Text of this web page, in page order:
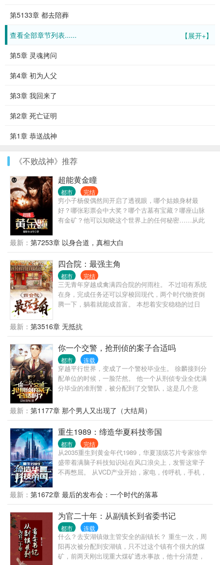
第5133章 都去陪葬
【展开+】
查看全部章节列表......
第5章 灵魂拷问
第4章 初为人父
第3章 我回来了
第2章 死亡证明
第1章 恭送战神
《不败战神》推荐
超能黄金瞳
都市 完结
穷小子杨俊偶然间开启了透视眼，哪个姑娘身材最
好？哪张彩票会中大奖？哪个古墓有宝藏？哪座山脉
有金矿？他可以知晓这个世界上的任何秘密……从此
最新： 第7253章 以身合道，真相大白
四合院：最强主角
都市 完结
三无青年穿越成禽满四合院的何雨柱。 不过咱有系统
在身，完成任务还可以穿梭回现代，两个时代物资倒
腾一下，躺着就能成首富。 本想着安安稳稳的过日
便宜，那就对不起你们了，看看咱是如何玩转四合院
的吧！ 三个大爷外加贾张氏和许大茂， 至于冉秋月、
于海棠、秦京茹、于莉、周晓白、罗云等人，视情况
而定，都能帮咱打江山
最新： 第3516章 无抵抗
你一个交警，抢刑侦的案子合适吗
都市 连载
穿越平行世界，变成了一个警校毕业生。 徐麟接到分
配单位的时候，一脸茫然。 他一个从刑侦专业全优满
分毕业的准刑警，被分配到了交警队，这是几个意
刑侦的活儿的。 上班第一天，连抓7个惯偷，1个绑架
杀人犯。 第二天，抓捕一个B通。 第三天，挖出了隐
藏10年的惊天大案主犯。 第四天…… 交警大队队
长：“祖宗，咱是交警，你咋天天往刑侦那边送人？”
局长：“谁？谁让徐麟去交警队的，给老子站出来。彻
查，一撸到底！” 罪犯之中流传着一个传说，“哪里都
能去，江云市除外。去了，必被抓！”
最新： 第1177章 那个男人又出现了（大结局）
重生1989：缔造华夏科技帝国
都市 完结
从2035重生到黄金年代1989，华夏顶级芯片专家徐华
盛带着满脑子科技知识站在风口浪尖上，发誓这辈子
不再憋屈。 从VCD产业开始，家电，传呼机，手机，
疗器械，火箭，卫星，从自家电子厂开始，徐华盛开
始打造属于自己的科技帝国，助力华夏重回世界巅。
峰。
最新： 第1672章 最后的发布会：一个时代的落幕
为官二十年：从副镇长到省委书记
都市 连载
什么？去安湖镇做主管安全的副镇长？ 重生一次，周
阳再次被分配到安湖镇，只不过这个镇有个很大的煤
矿，前两天刚出现重大煤矿透水事故，他十分清楚，